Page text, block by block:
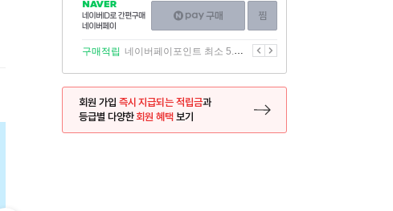
NAVER
네이버
ID로
간편구매
네이버페이
구매하기
이전
구매적립 네이버페이포인트 최소 5.5% 적립 다음
회원 가입 즉시 지급되는 적립금과
등급별 다양한회원 혜택 보기